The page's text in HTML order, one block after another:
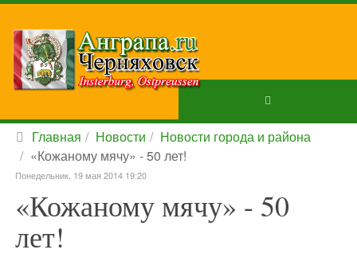
Главная Новости
Новости города и района
«Кожаному мячу» - 50 лет!
Понедельник, 19 мая 2014 19:20
«Кожаному мячу» - 50
лет!